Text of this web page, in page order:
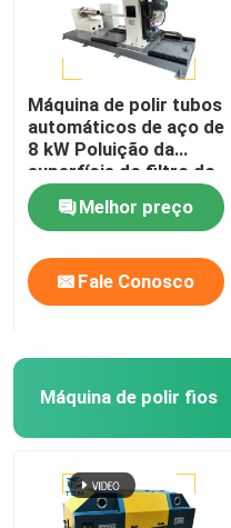
Máquina de polir tubos
automáticos de aço de
8 kW Poluição da
superfície do filtro do
recipiente
Melhor preço
Fale Conosco
Máquina de polir fios